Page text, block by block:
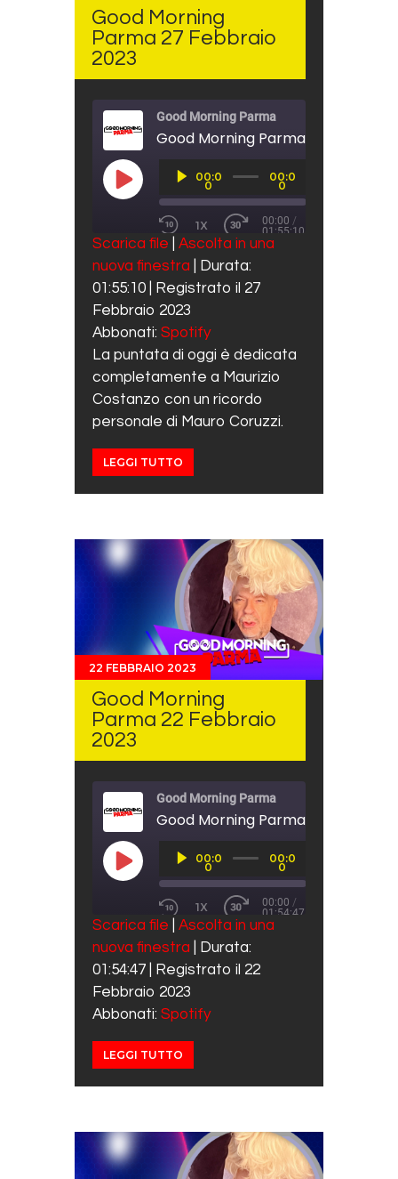
Good Morning
Parma 27 Febbraio
2023
Good Morning Parma
Good Morning Parma 27 Febbraio
PLAY EPISODE
Player00:0
0
00:0
0
REWIND 10 SECONDS
1X
FAST FORWARD 30
00:00 /
01:55:10
SUBSCRIBE SHARE
Spotify
RSS FEED
SHARE
LINK
EMBED
Scarica file
Ascolta in una
nuova finestra
Durata:
01:55:10
Registrato il 27
Febbraio 2023
Abbonati: Spotify
La puntata di oggi è dedicata
completamente a Maurizio
Costanzo con un ricordo
personale di Mauro Coruzzi.
LEGGI TUTTO
22 FEBBRAIO 2023
Good Morning
Parma 22 Febbraio
2023
Good Morning Parma
Good Morning Parma 22 Febbraio
PLAY EPISODE
Player00:0
0
00:0
0
REWIND 10 SECONDS
1X
FAST FORWARD 30
00:00 /
01:54:47
SUBSCRIBE SHARE
Spotify
RSS FEED
SHARE
LINK
EMBED
Scarica file
Ascolta in una
nuova finestra
Durata:
01:54:47
Registrato il 22
Febbraio 2023
Abbonati: Spotify
LEGGI TUTTO